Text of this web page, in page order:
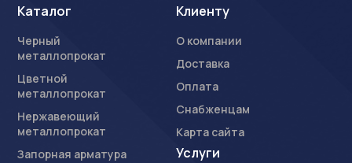
Каталог
Черный
металлопрокат
Цветной
металлопрокат
Нержавеющий
металлопрокат
Запорная арматура
Клиенту
О компании
Доставка
Оплата
Снабженцам
Карта сайта
Услуги